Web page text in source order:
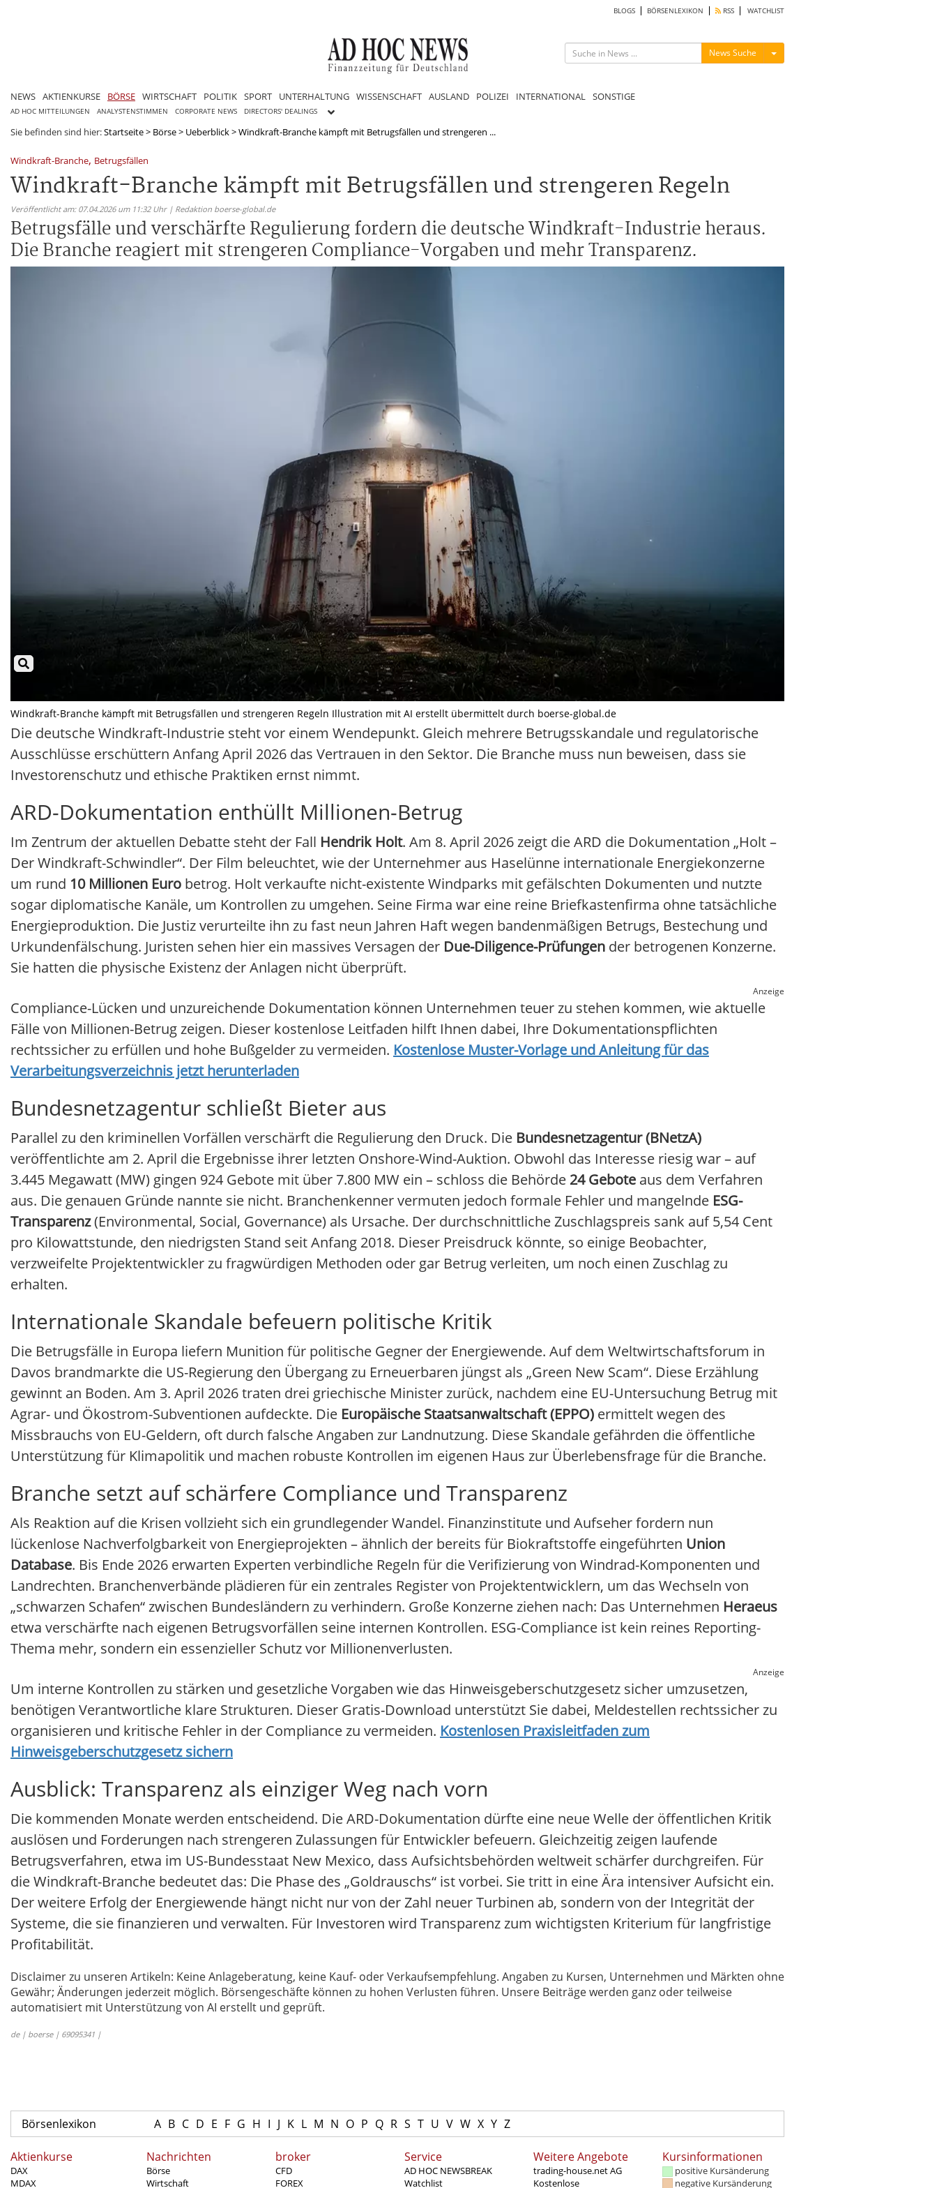
BLOGS BÖRSENLEXIKON RSS WATCHLIST
News Suche Menü ein-/ausblenden
NEWS AKTIENKURSE BÖRSE WIRTSCHAFT POLITIK SPORT UNTERHALTUNG WISSENSCHAFT AUSLAND POLIZEI INTERNATIONAL SONSTIGE
AD HOC MITTEILUNGEN ANALYSTENSTIMMEN CORPORATE NEWS DIRECTORS' DEALINGS
Sie befinden sind hier:Startseite> Börse> Ueberblick>Windkraft-Branche kämpft mit Betrugsfällen und strengeren ...
Windkraft-Branche, Betrugsfällen
Windkraft-Branche kämpft mit Betrugsfällen und strengeren Regeln
Veröffentlicht am: 07.04.2026 um 11:32 Uhr | Redaktion boerse-global.de
Betrugsfälle und verschärfte Regulierung fordern die deutsche Windkraft-Industrie heraus.
Die Branche reagiert mit strengeren Compliance-Vorgaben und mehr Transparenz.
Windkraft-Branche kämpft mit Betrugsfällen und strengeren Regeln Illustration mit AI erstellt übermittelt durch boerse-global.de
Die deutsche Windkraft-Industrie steht vor einem Wendepunkt. Gleich mehrere Betrugsskandale und regulatorische
Ausschlüsse erschüttern Anfang April 2026 das Vertrauen in den Sektor. Die Branche muss nun beweisen, dass sie
Investorenschutz und ethische Praktiken ernst nimmt.
ARD-Dokumentation enthüllt Millionen-Betrug
Im Zentrum der aktuellen Debatte steht der Fall Hendrik Holt. Am 8. April 2026 zeigt die ARD die Dokumentation „Holt –
Der Windkraft-Schwindler“. Der Film beleuchtet, wie der Unternehmer aus Haselünne internationale Energiekonzerne
um rund 10 Millionen Euro betrog. Holt verkaufte nicht-existente Windparks mit gefälschten Dokumenten und nutzte
sogar diplomatische Kanäle, um Kontrollen zu umgehen. Seine Firma war eine reine Briefkastenfirma ohne tatsächliche
Energieproduktion. Die Justiz verurteilte ihn zu fast neun Jahren Haft wegen bandenmäßigen Betrugs, Bestechung und
Urkundenfälschung. Juristen sehen hier ein massives Versagen der Due-Diligence-Prüfungen der betrogenen Konzerne.
Sie hatten die physische Existenz der Anlagen nicht überprüft.
Anzeige
Compliance-Lücken und unzureichende Dokumentation können Unternehmen teuer zu stehen kommen, wie aktuelle
Fälle von Millionen-Betrug zeigen. Dieser kostenlose Leitfaden hilft Ihnen dabei, Ihre Dokumentationspflichten
rechtssicher zu erfüllen und hohe Bußgelder zu vermeiden. Kostenlose Muster-Vorlage und Anleitung für das
Verarbeitungsverzeichnis jetzt herunterladen
Bundesnetzagentur schließt Bieter aus
Parallel zu den kriminellen Vorfällen verschärft die Regulierung den Druck. Die Bundesnetzagentur (BNetzA)
veröffentlichte am 2. April die Ergebnisse ihrer letzten Onshore-Wind-Auktion. Obwohl das Interesse riesig war – auf
3.445 Megawatt (MW) gingen 924 Gebote mit über 7.800 MW ein – schloss die Behörde 24 Gebote aus dem Verfahren
aus. Die genauen Gründe nannte sie nicht. Branchenkenner vermuten jedoch formale Fehler und mangelnde ESG-
Transparenz(Environmental, Social, Governance) als Ursache. Der durchschnittliche Zuschlagspreis sank auf 5,54 Cent
pro Kilowattstunde, den niedrigsten Stand seit Anfang 2018. Dieser Preisdruck könnte, so einige Beobachter,
verzweifelte Projektentwickler zu fragwürdigen Methoden oder gar Betrug verleiten, um noch einen Zuschlag zu
erhalten.
Internationale Skandale befeuern politische Kritik
Die Betrugsfälle in Europa liefern Munition für politische Gegner der Energiewende. Auf dem Weltwirtschaftsforum in
Davos brandmarkte die US-Regierung den Übergang zu Erneuerbaren jüngst als „Green New Scam“. Diese Erzählung
gewinnt an Boden. Am 3. April 2026 traten drei griechische Minister zurück, nachdem eine EU-Untersuchung Betrug mit
Agrar- und Ökostrom-Subventionen aufdeckte. Die Europäische Staatsanwaltschaft (EPPO) ermittelt wegen des
Missbrauchs von EU-Geldern, oft durch falsche Angaben zur Landnutzung. Diese Skandale gefährden die öffentliche
Unterstützung für Klimapolitik und machen robuste Kontrollen im eigenen Haus zur Überlebensfrage für die Branche.
Branche setzt auf schärfere Compliance und Transparenz
Als Reaktion auf die Krisen vollzieht sich ein grundlegender Wandel. Finanzinstitute und Aufseher fordern nun
lückenlose Nachverfolgbarkeit von Energieprojekten – ähnlich der bereits für Biokraftstoffe eingeführten Union
Database. Bis Ende 2026 erwarten Experten verbindliche Regeln für die Verifizierung von Windrad-Komponenten und
Landrechten. Branchenverbände plädieren für ein zentrales Register von Projektentwicklern, um das Wechseln von
„schwarzen Schafen“ zwischen Bundesländern zu verhindern. Große Konzerne ziehen nach: Das Unternehmen Heraeus
etwa verschärfte nach eigenen Betrugsvorfällen seine internen Kontrollen. ESG-Compliance ist kein reines Reporting-
Thema mehr, sondern ein essenzieller Schutz vor Millionenverlusten.
Anzeige
Um interne Kontrollen zu stärken und gesetzliche Vorgaben wie das Hinweisgeberschutzgesetz sicher umzusetzen,
benötigen Verantwortliche klare Strukturen. Dieser Gratis-Download unterstützt Sie dabei, Meldestellen rechtssicher zu
organisieren und kritische Fehler in der Compliance zu vermeiden. Kostenlosen Praxisleitfaden zum
Hinweisgeberschutzgesetz sichern
Ausblick: Transparenz als einziger Weg nach vorn
Die kommenden Monate werden entscheidend. Die ARD-Dokumentation dürfte eine neue Welle der öffentlichen Kritik
auslösen und Forderungen nach strengeren Zulassungen für Entwickler befeuern. Gleichzeitig zeigen laufende
Betrugsverfahren, etwa im US-Bundesstaat New Mexico, dass Aufsichtsbehörden weltweit schärfer durchgreifen. Für
die Windkraft-Branche bedeutet das: Die Phase des „Goldrauschs“ ist vorbei. Sie tritt in eine Ära intensiver Aufsicht ein.
Der weitere Erfolg der Energiewende hängt nicht nur von der Zahl neuer Turbinen ab, sondern von der Integrität der
Systeme, die sie finanzieren und verwalten. Für Investoren wird Transparenz zum wichtigsten Kriterium für langfristige
Profitabilität.
Disclaimer zu unseren Artikeln: Keine Anlageberatung, keine Kauf- oder Verkaufsempfehlung. Angaben zu Kursen, Unternehmen und Märkten ohne
Gewähr; Änderungen jederzeit möglich. Börsengeschäfte können zu hohen Verlusten führen. Unsere Beiträge werden ganz oder teilweise
automatisiert mit Unterstützung von AI erstellt und geprüft.
de | boerse | 69095341 |
Börsenlexikon A B C D E F G H I J K L M N O P Q R S T U V W X Y Z
Aktienkurse
DAX
MDAX
Nachrichten
Börse
Wirtschaft
broker
CFD
FOREX
Service
AD HOC NEWSBREAK
Watchlist
Weitere Angebote
trading-house.net AG
Kostenlose
Kursinformationen
positive Kursänderung
negative Kursänderung